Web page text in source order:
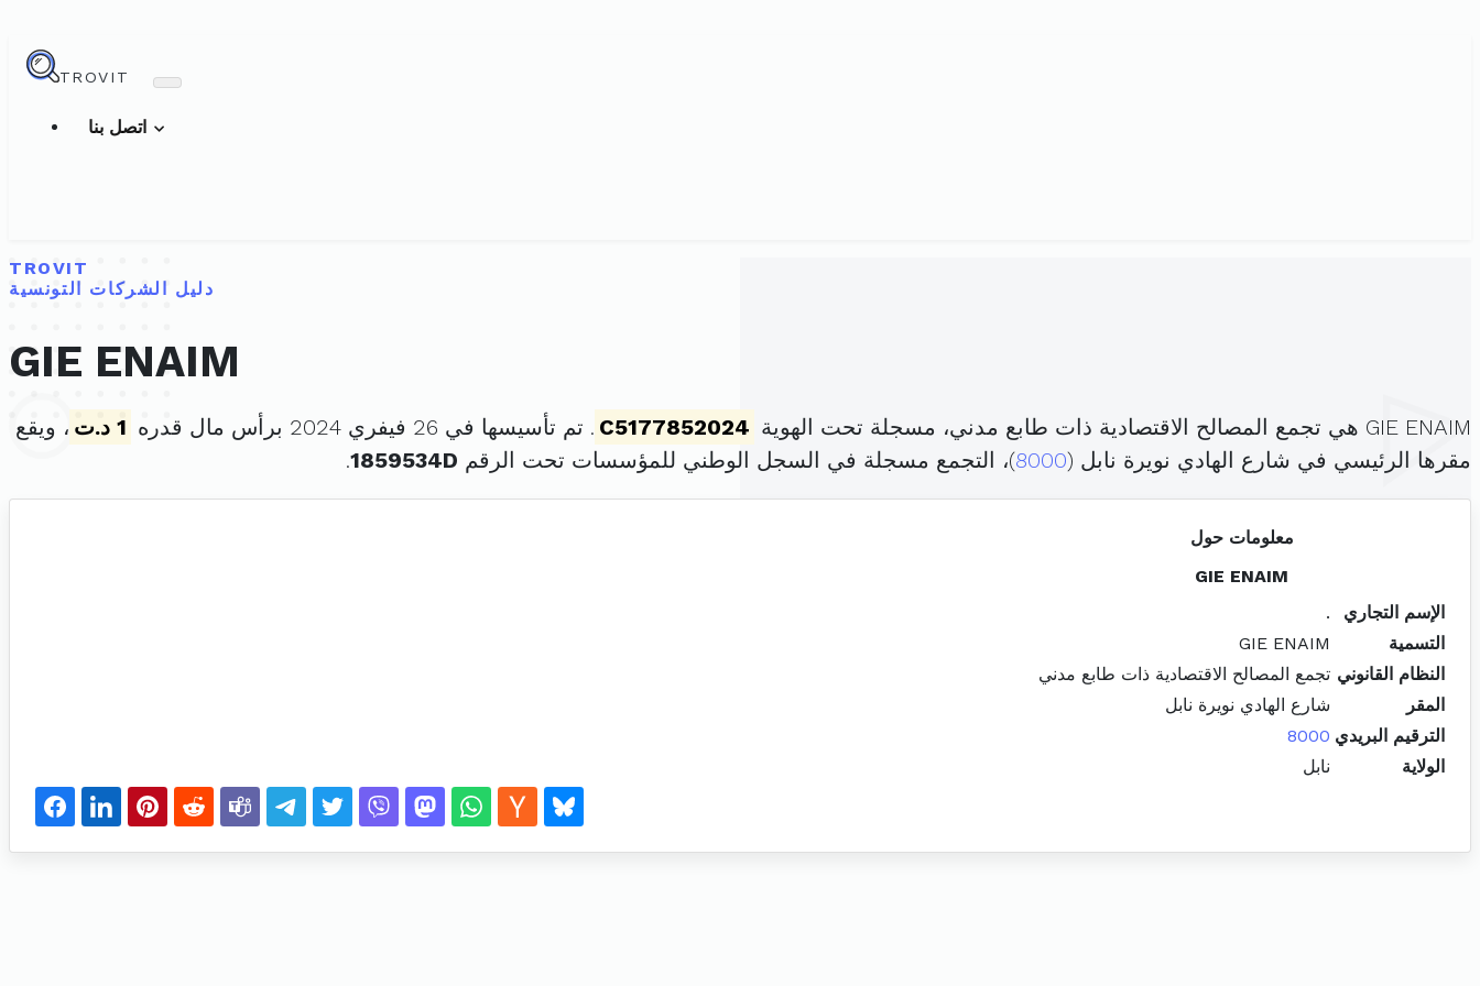
TROVIT
TROVIT
دليل الشركات التونسية
GIE ENAIM
GIE ENAIM هي تجمع المصالح الاقتصادية ذات طابع مدني، مسجلة تحت الهوية C5177852024 . تم تأسيسها في 26 فيفري 2024 برأس مال قدره 1 د.ت
، ويقع
مقرها الرئيسي في شارع الهادي نويرة نابل (8000)، التجمع مسجلة في السجل الوطني للمؤسسات تحت الرقم 1859534D
.
معلومات حول
GIE ENAIM
الإسم التجاري
.
التسمية
GIE ENAIM
النظام القانوني تجمع المصالح الاقتصادية ذات طابع مدني
المقر
شارع الهادي نويرة نابل
الترقيم البريدي 8000
الولاية
نابل